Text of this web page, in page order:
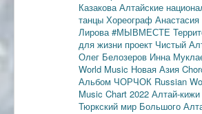
Казакова Алтайские
танцы Хореограф Анастасия
Лирова #МЫВМЕСТЕ
для жизни проект Чистый
Олег Белозеров Инна
World Music Новая Азия
Альбом ЧОРЧОК Russian
Music Chart 2022 Алтай-кижи
Тюркский мир Большого